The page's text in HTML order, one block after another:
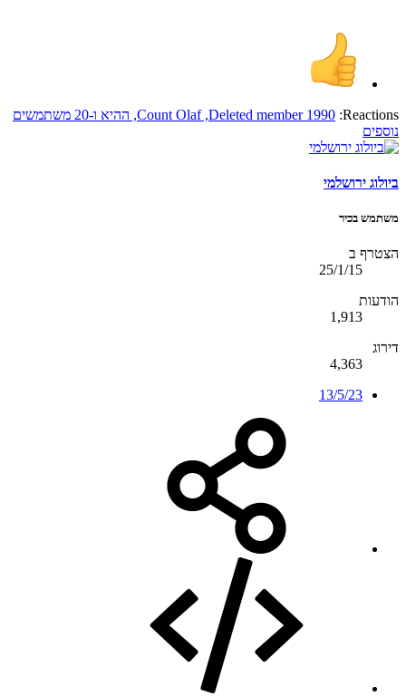
Reactions:
Deleted member 1990
,
Count Olaf
, ההיא
ו-20 משתמשים
נוספים
ביולוג ירושלמי
משתמש בכיר
הצטרף ב
25/1/15
הודעות
1,913
דירוג
4,363
13/5/23